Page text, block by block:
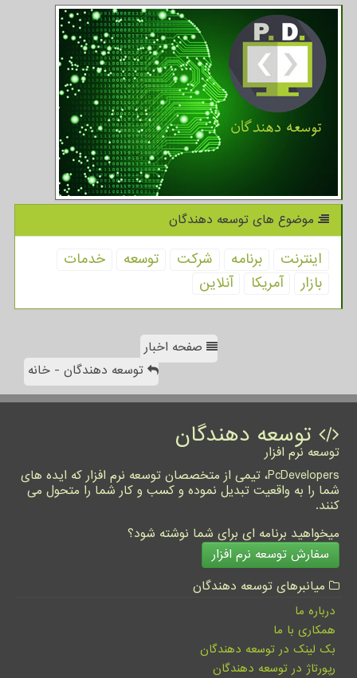
موضوع های توسعه دهندگان
اینترنت برنامه شركت توسعه
خدمات
بازار
آمریكا آنلاین
صفحه اخبار
توسعه دهندگان - خانه
توسعه دهندگان
توسعه نرم افزار
PcDevelopers، تیمی از متخصصان توسعه نرم افزار که ایده های
شما را به واقعیت تبدیل نموده و کسب و کار شما را متحول می
کنند.
میخواهید برنامه ای برای شما نوشته شود؟
سفارش توسعه نرم افزار
میانبرهای توسعه دهندگان
درباره ما
همکاری با ما
بک لینک در توسعه دهندگان
رپورتاژ در توسعه دهندگان